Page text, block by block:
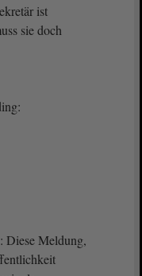
ist
sie doch
Diese Meldung,